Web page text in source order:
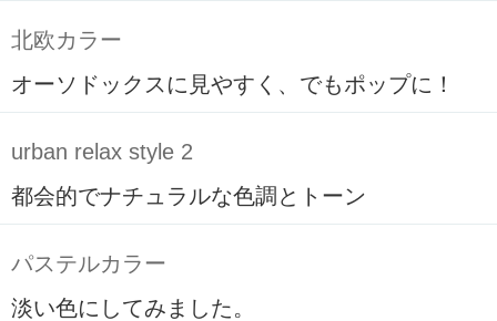
北欧カラー
オーソドックスに見やすく、でもポップに！
urban relax style 2
都会的でナチュラルな色調とトーン
パステルカラー
淡い色にしてみました。